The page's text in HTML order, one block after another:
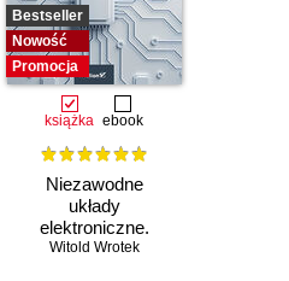
Bestseller
Nowość
Promocja
książka ebook
Niezawodne
układy
elektroniczne.
Podręcznik
Witold Wrotek